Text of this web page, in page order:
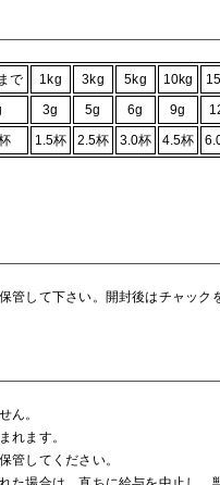
で 1kg 3kg 5kg 10kg
3g 5g 6g 9g
1.5杯 2.5杯 3.0杯 4.5杯
管して下さい。開封後はチャック
ん。
れます。
管してください。